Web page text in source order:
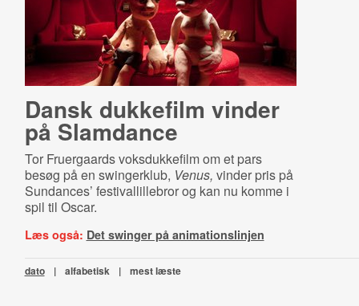
Dansk dukkefilm vinder
på Slamdance
Tor Fruergaards voksdukkefilm om et pars
besøg på en swingerklub, Venus, vinder pris på
Sundances’ festivallillebror og kan nu komme i
spil til Oscar.
Læs også: Det swinger på animationslinjen
dato | alfabetisk | mest læste